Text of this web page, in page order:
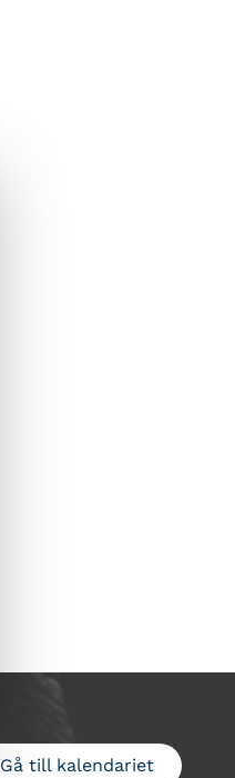
Gå till kalendariet